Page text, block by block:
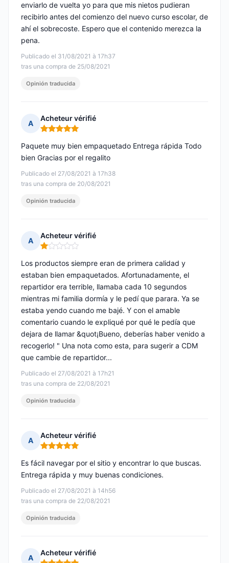
Publicado el 31/08/2021 à 17h37
tras una compra de 25/08/2021
enviarlo de vuelta yo para que mis nietos pudieran
recibirlo antes del comienzo del nuevo curso escolar, de
ahí el sobrecoste. Espero que el contenido merezca la
pena.
Opinión traducida
A
Acheteur vérifié
Nota: 5 de 5
Publicado el 27/08/2021 à 17h38
tras una compra de 20/08/2021
Paquete muy bien empaquetado Entrega rápida Todo
bien Gracias por el regalito
Opinión traducida
A
Acheteur vérifié
Nota: 1 de 5
Publicado el 27/08/2021 à 17h21
tras una compra de 22/08/2021
Los productos siempre eran de primera calidad y
estaban bien empaquetados. Afortunadamente, el
repartidor era terrible, llamaba cada 10 segundos
mientras mi familia dormía y le pedí que parara. Ya se
estaba yendo cuando me bajé. Y con el amable
comentario cuando le expliqué por qué le pedía que
dejara de llamar &quot¡Bueno, deberías haber venido a
recogerlo! " Una nota como esta, para sugerir a CDM
que cambie de repartidor...
Opinión traducida
A
Acheteur vérifié
Nota: 5 de 5
Publicado el 27/08/2021 à 14h56
tras una compra de 22/08/2021
Es fácil navegar por el sitio y encontrar lo que buscas.
Entrega rápida y muy buenas condiciones.
Opinión traducida
A
Acheteur vérifié